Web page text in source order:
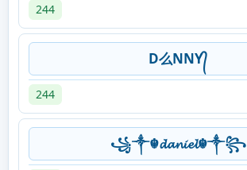
244
D么NNY᭄
244
꧁༒☬𝓭𝓪𝓷𝓲𝓮𝓵☬༒꧂